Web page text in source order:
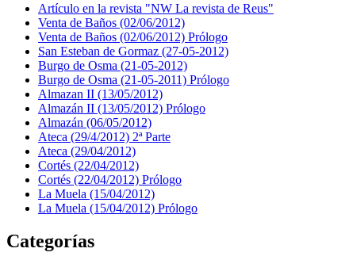
Artículo en la revista "NW La revista de Reus"
Venta de Baños (02/06/2012)
Venta de Baños (02/06/2012) Prólogo
San Esteban de Gormaz (27-05-2012)
Burgo de Osma (21-05-2012)
Burgo de Osma (21-05-2011) Prólogo
Almazan II (13/05/2012)
Almazán II (13/05/2012) Prólogo
Almazán (06/05/2012)
Ateca (29/4/2012) 2ª Parte
Ateca (29/04/2012)
Cortés (22/04/2012)
Cortés (22/04/2012) Prólogo
La Muela (15/04/2012)
La Muela (15/04/2012) Prólogo
Categorías